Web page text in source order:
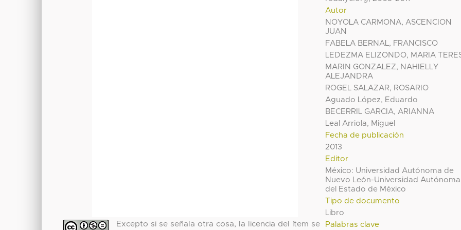
Autor
NOYOLA CARMONA, ASCENCION
JUAN
FABELA BERNAL, FRANCISCO
LEDEZMA ELIZONDO, MARIA
MARIN GONZALEZ, NAHIELLY
ALEJANDRA
ROGEL SALAZAR, ROSARIO
Aguado López, Eduardo
BECERRIL GARCIA, ARIANNA
Leal Arriola, Miguel
Fecha de publicación
2013
Editor
México: Universidad Autónoma de
Nuevo León-Universidad Autónoma
del Estado de México
Tipo de documento
Libro
Palabras clave
Excepto si se señala otra cosa, la licencia del ítem se